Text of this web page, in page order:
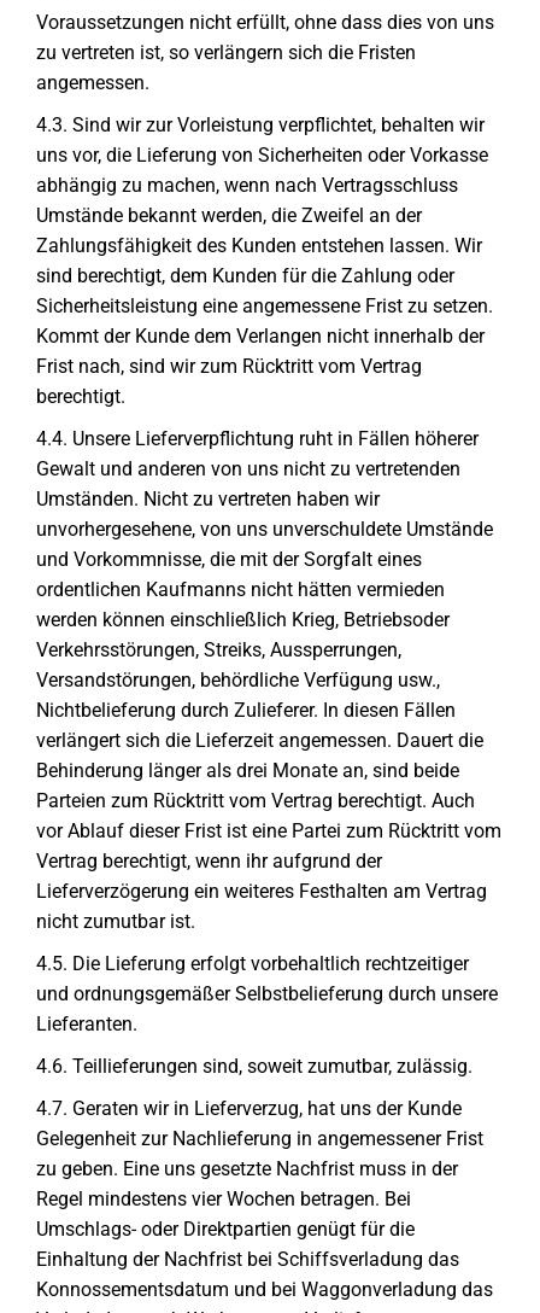
Voraussetzungen nicht erfüllt, ohne dass dies von uns
zu vertreten ist, so verlängern sich die Fristen
angemessen.
4.3. Sind wir zur Vorleistung verpflichtet, behalten wir
uns vor, die Lieferung von Sicherheiten oder Vorkasse
abhängig zu machen, wenn nach Vertragsschluss
Umstände bekannt werden, die Zweifel an der
Zahlungsfähigkeit des Kunden entstehen lassen. Wir
sind berechtigt, dem Kunden für die Zahlung oder
Sicherheitsleistung eine angemessene Frist zu setzen.
Kommt der Kunde dem Verlangen nicht innerhalb der
Frist nach, sind wir zum Rücktritt vom Vertrag
berechtigt.
4.4. Unsere Lieferverpflichtung ruht in Fällen höherer
Gewalt und anderen von uns nicht zu vertretenden
Umständen. Nicht zu vertreten haben wir
unvorhergesehene, von uns unverschuldete Umstände
und Vorkommnisse, die mit der Sorgfalt eines
ordentlichen Kaufmanns nicht hätten vermieden
werden können einschließlich Krieg, Betriebsoder
Verkehrsstörungen, Streiks, Aussperrungen,
Versandstörungen, behördliche Verfügung usw.,
Nichtbelieferung durch Zulieferer. In diesen Fällen
verlängert sich die Lieferzeit angemessen. Dauert die
Behinderung länger als drei Monate an, sind beide
Parteien zum Rücktritt vom Vertrag berechtigt. Auch
vor Ablauf dieser Frist ist eine Partei zum Rücktritt vom
Vertrag berechtigt, wenn ihr aufgrund der
Lieferverzögerung ein weiteres Festhalten am Vertrag
nicht zumutbar ist.
4.5. Die Lieferung erfolgt vorbehaltlich rechtzeitiger
und ordnungsgemäßer Selbstbelieferung durch unsere
Lieferanten.
4.6. Teillieferungen sind, soweit zumutbar, zulässig.
4.7. Geraten wir in Lieferverzug, hat uns der Kunde
Gelegenheit zur Nachlieferung in angemessener Frist
zu geben. Eine uns gesetzte Nachfrist muss in der
Regel mindestens vier Wochen betragen. Bei
Umschlags- oder Direktpartien genügt für die
Einhaltung der Nachfrist bei Schiffsverladung das
Konnossementsdatum und bei Waggonverladung das